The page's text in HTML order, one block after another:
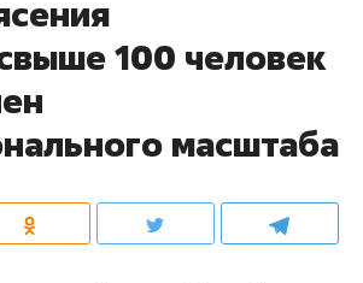
100 человек
масштаба